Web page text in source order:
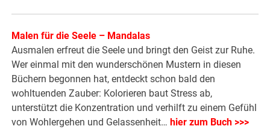
Malen für die Seele – Mandalas
Ausmalen erfreut die Seele und bringt den Geist zur Ruhe.
Wer einmal mit den wunderschönen Mustern in diesen
Büchern begonnen hat, entdeckt schon bald den
wohltuenden Zauber: Kolorieren baut Stress ab,
unterstützt die Konzentration und verhilft zu einem Gefühl
von Wohlergehen und Gelassenheit…hier zum Buch >>>